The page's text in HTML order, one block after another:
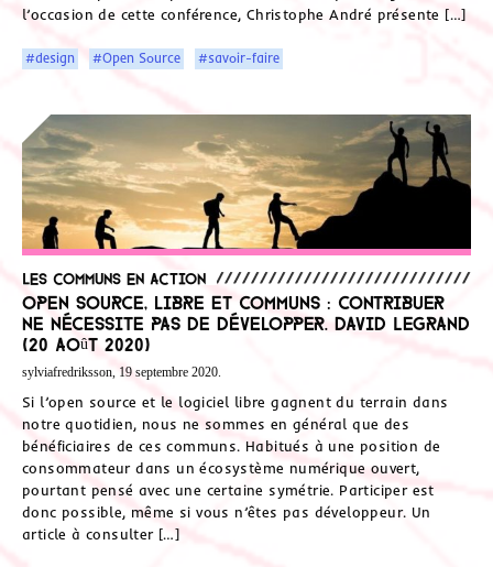
l’occasion de cette conférence, Christophe André présente […]
#design #Open Source #savoir-faire
Les communs en action
Open source, libre et communs : contribuer
ne nécessite pas de développer. David Legrand
(20 août 2020)
sylviafredriksson, 19 septembre 2020.
Si l’open source et le logiciel libre gagnent du terrain dans
notre quotidien, nous ne sommes en général que des
bénéficiaires de ces communs. Habitués à une position de
consommateur dans un écosystème numérique ouvert,
pourtant pensé avec une certaine symétrie. Participer est
donc possible, même si vous n’êtes pas développeur. Un
article à consulter […]